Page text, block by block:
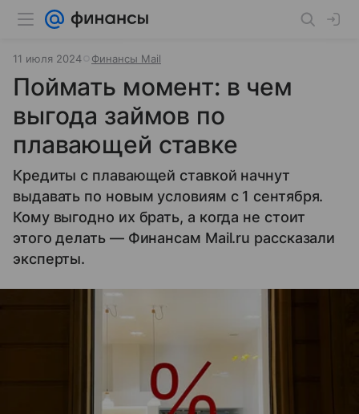
11 июля 2024 Финансы Mail
Поймать момент: в чем
выгода займов по
плавающей ставке
Кредиты с плавающей ставкой начнут
выдавать по новым условиям с 1 сентября.
Кому выгодно их брать, а когда не стоит
этого делать — Финансам Mail.ru рассказали
эксперты.